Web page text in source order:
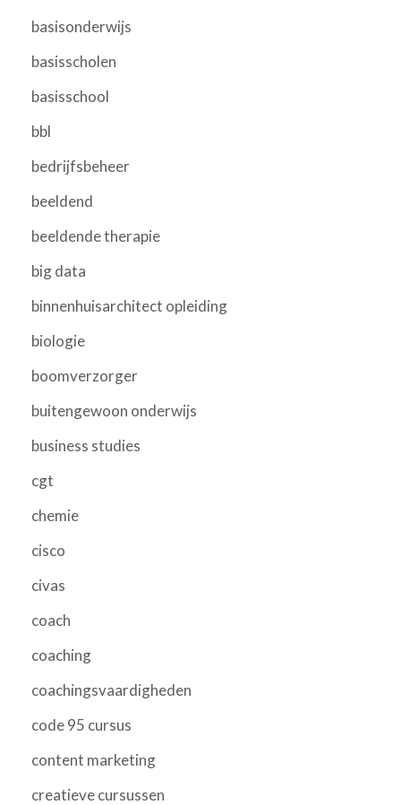
basisonderwijs
basisscholen
basisschool
bbl
bedrijfsbeheer
beeldend
beeldende therapie
big data
binnenhuisarchitect opleiding
biologie
boomverzorger
buitengewoon onderwijs
business studies
cgt
chemie
cisco
civas
coach
coaching
coachingsvaardigheden
code 95 cursus
content marketing
creatieve cursussen